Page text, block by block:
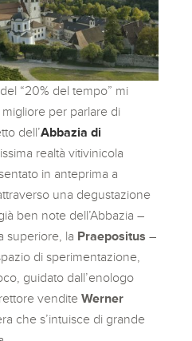
“20% del tempo” mi
per parlare di
dell’Abbazia di
realtà vitivinicola
in anteprima a
una degustazione
ben note dell’Abbazia –
superiore, la Praepositus –
di sperimentazione,
guidato dall’enologo
venditeWerner
che s’intuisce di grande